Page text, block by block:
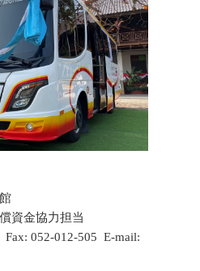
資金協力担当
052-012-505 E-mail: